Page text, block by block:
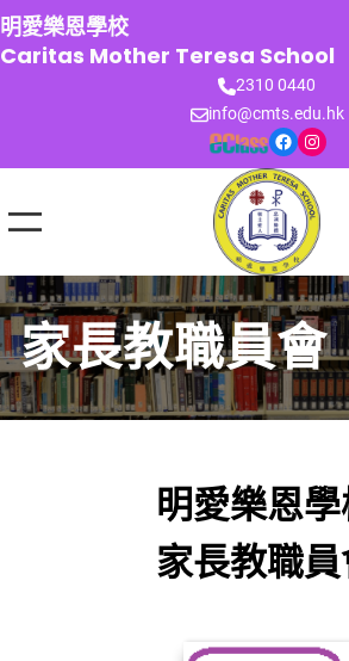
跳
至
主
明愛樂恩學校
Caritas Mother Teresa School
2310 0440
info@cmts.edu.hk
Facebook Instagram
家長教職員會
明愛樂恩
家長教職